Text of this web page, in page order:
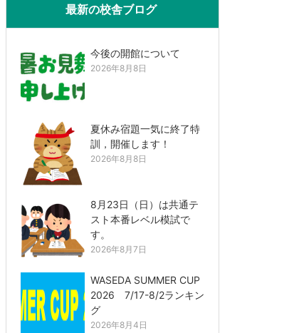
最新の校舎ブログ
今後の開館について
2026年8月8日
夏休み宿題一気に終了特
訓，開催します！
2026年8月8日
8月23日（日）は共通テ
スト本番レベル模試で
す。
2026年8月7日
WASEDA SUMMER CUP
2026 7/17-8/2ランキン
グ
2026年8月4日